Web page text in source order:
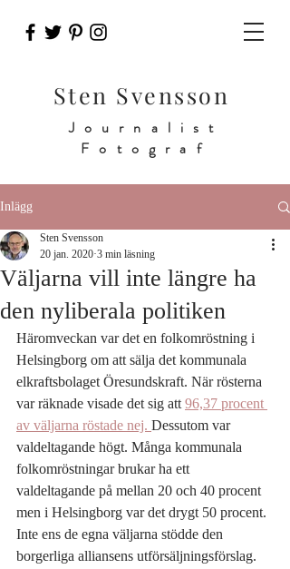
Sten Svensson
Journalist
Fotograf
Inlägg
Väljarna vill inte längre ha
den nyliberala politiken
Sten Svensson
20 jan. 2020 3 min läsning
Häromveckan var det en folkomröstning i
Helsingborg om att sälja det kommunala
elkraftsbolaget Öresundskraft. När rösterna
var räknade visade det sig att 96,37 procent
av väljarna röstade nej. Dessutom var
valdeltagande högt. Många kommunala
folkomröstningar brukar ha ett
valdeltagande på mellan 20 och 40 procent
men i Helsingborg var det drygt 50 procent.
Inte ens de egna väljarna stödde den
borgerliga alliansens utförsäljningsförslag.